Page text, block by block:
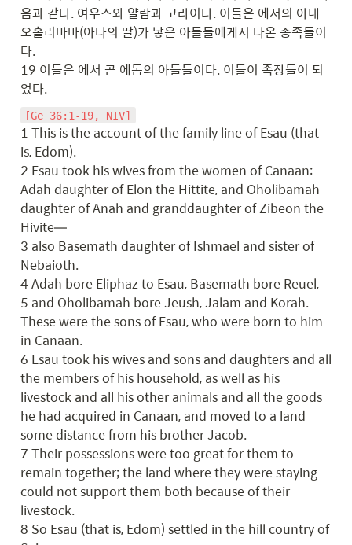
음과 같다. 여우스와 얄람과 고라이다. 이들은 에서의 아내
오홀리바마(아나의 딸)가 낳은 아들들에게서 나온 종족들이
다.
19 이들은 에서 곧 에돔의 아들들이다. 이들이 족장들이 되
었다.
[Ge 36:1-19, NIV]
1 This is the account of the family line of Esau (that
is, Edom).
2 Esau took his wives from the women of Canaan:
Adah daughter of Elon the Hittite, and Oholibamah
daughter of Anah and granddaughter of Zibeon the
Hivite—
3 also Basemath daughter of Ishmael and sister of
Nebaioth.
4 Adah bore Eliphaz to Esau, Basemath bore Reuel,
5 and Oholibamah bore Jeush, Jalam and Korah.
These were the sons of Esau, who were born to him
in Canaan.
6 Esau took his wives and sons and daughters and all
the members of his household, as well as his
livestock and all his other animals and all the goods
he had acquired in Canaan, and moved to a land
some distance from his brother Jacob.
7 Their possessions were too great for them to
remain together; the land where they were staying
could not support them both because of their
livestock.
8 So Esau (that is, Edom) settled in the hill country of